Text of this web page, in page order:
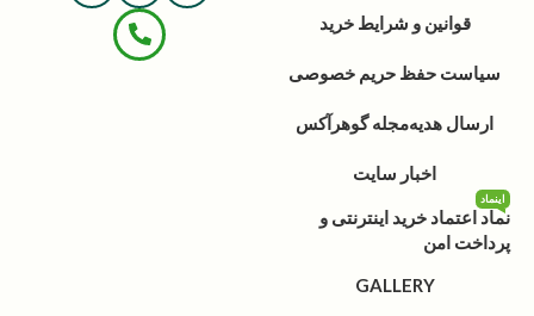
قوانین و شرایط خرید
سیاست حفظ حریم خصوصی
ارسال هدیهمجله گوهرآکس
اخبار سایت
نماد اعتماد خرید اینترنتی و
پرداخت امن
اینماد
GALLERY